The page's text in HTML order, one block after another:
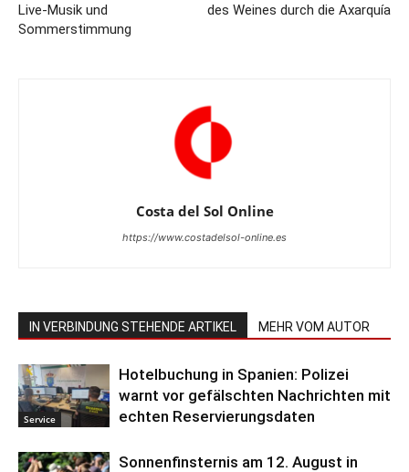
Live-Musik und
Sommerstimmung
des Weines durch die Axarquía
Costa del Sol Online
https://www.costadelsol-online.es
IN VERBINDUNG STEHENDE ARTIKEL MEHR VOM AUTOR
Service
Hotelbuchung in Spanien: Polizei
warnt vor gefälschten Nachrichten mit
echten Reservierungsdaten
Sonnenfinsternis am 12. August in